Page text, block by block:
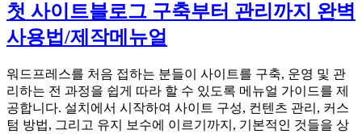
첫 사이트블로그 구축부터 관리까지 완벽
사용법/제작메뉴얼
워드프레스를 처음 접하는 분들이 사이트를 구축, 운영 및 관
리하는 전 과정을 쉽게 따라 할 수 있도록 메뉴얼 가이드를 제
공합니다. 설치에서 시작하여 사이트 구성, 컨텐츠 관리, 커스
텀 방법, 그리고 유지 보수에 이르기까지, 기본적인 것들을 상